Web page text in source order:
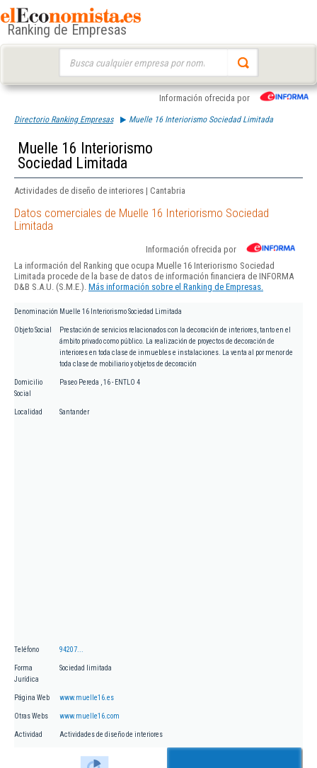
Ranking de Empresas
Información ofrecida por
Directorio Ranking Empresas Muelle 16 Interiorismo Sociedad Limitada
Muelle 16 Interiorismo
Sociedad Limitada
Actividades de diseño de interiores | Cantabria
Datos comerciales de Muelle 16 Interiorismo Sociedad
Limitada
Información ofrecida por
La información del Ranking que ocupa Muelle 16 Interiorismo Sociedad
Limitada procede de la base de datos de información financiera de INFORMA
D&B S.A.U. (S.M.E.). Más información sobre el Ranking de Empresas.
Denominación Muelle 16 Interiorismo Sociedad Limitada
Objeto Social
Prestación de servicios relacionados con la decoración de interiores, tanto en el
ámbito privado como público. La realización de proyectos de decoración de
interiores en toda clase de inmuebles e instalaciones. La venta al por menor de
toda clase de mobiliario y objetos de decoración
Domicilio
Social
Paseo Pereda , 16 - ENTLO 4
Localidad Santander
Teléfono 94207...
Forma
Jurídica
Sociedad limitada
Página Web www.muelle16.es
Otras Webs www.muelle16.com
Actividad Actividades de diseño de interiores